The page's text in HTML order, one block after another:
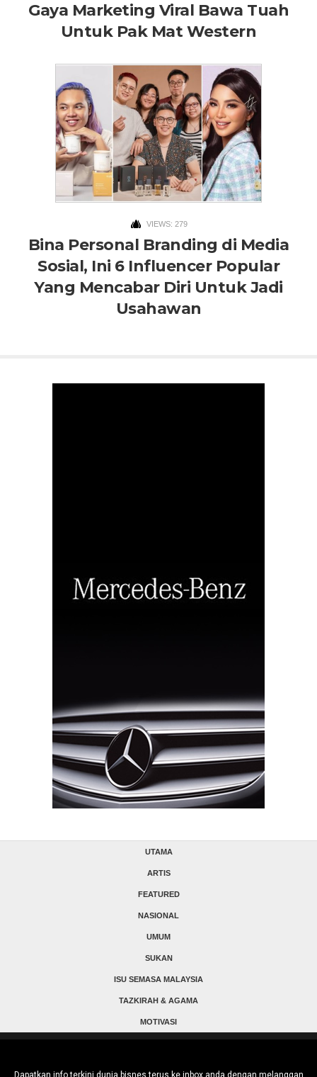
Gaya Marketing Viral Bawa Tuah
Untuk Pak Mat Western
VIEWS: 279
Bina Personal Branding di Media
Sosial, Ini 6 Influencer Popular
Yang Mencabar Diri Untuk Jadi
Usahawan
UTAMA
ARTIS
FEATURED
NASIONAL
UMUM
SUKAN
ISU SEMASA MALAYSIA
TAZKIRAH & AGAMA
MOTIVASI
Dapatkan info terkini dunia bisnes terus ke inbox anda dengan melanggan